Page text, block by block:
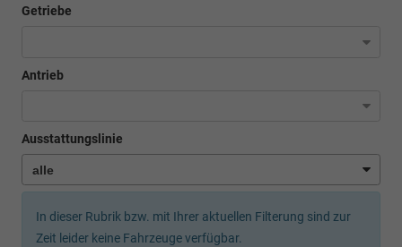
Getriebe
Antrieb
Ausstattungslinie
In dieser Rubrik bzw. mit Ihrer aktuellen Filterung sind zur
Zeit leider keine Fahrzeuge verfügbar.